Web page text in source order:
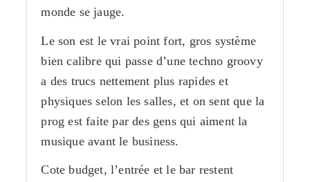
monde se jauge.
Le son est le vrai point fort, gros système
bien calibre qui passe d’une techno groovy
a des trucs nettement plus rapides et
physiques selon les salles, et on sent que la
prog est faite par des gens qui aiment la
musique avant le business.
Cote budget, l’entrée et le bar restent